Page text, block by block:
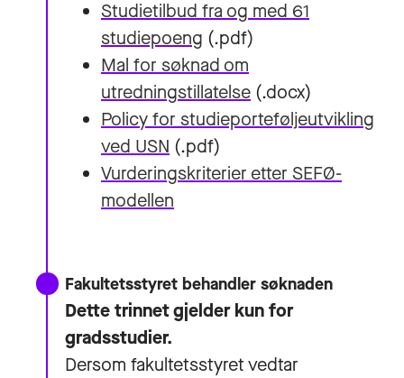
Studietilbud fra og med 61
studiepoeng (.pdf)
Mal for søknad om
utredningstillatelse (.docx)
Policy for studieporteføljeutvikling
ved USN (.pdf)
Vurderingskriterier etter SEFØ-
modellen
Fakultetsstyret behandler søknaden
Dette trinnet gjelder kun for
gradsstudier.
Dersom fakultetsstyret vedtar